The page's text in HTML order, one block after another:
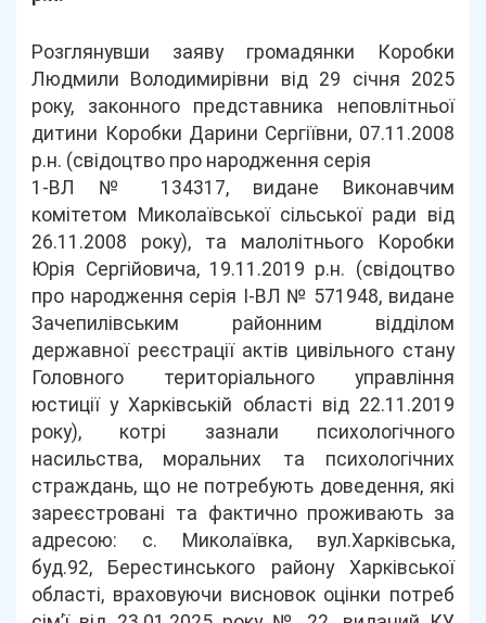
Розглянувши заяву громадянки Коробки
Людмили Володимирівни від 29 січня 2025
року, законного представника неповлітньої
дитини Коробки Дарини Сергіївни, 07.11.2008
р.н. (свідоцтво про народження серія
1-ВЛ № 134317, видане Виконавчим
комітетом Миколаївської сільської ради від
26.11.2008 року), та малолітнього Коробки
Юрія Сергійовича, 19.11.2019 р.н. (свідоцтво
про народження серія І-ВЛ № 571948, видане
Зачепилівським районним відділом
державної реєстрації актів цивільного стану
Головного територіального управління
юстиції у Харківській області від 22.11.2019
року), котрі зазнали психологічного
насильства, моральних та психологічних
страждань, що не потребують доведення, які
зареєстровані та фактично проживають за
адресою: с. Миколаївка, вул.Харківська,
буд.92, Берестинського району Харківської
області, враховуючи висновок оцінки потреб